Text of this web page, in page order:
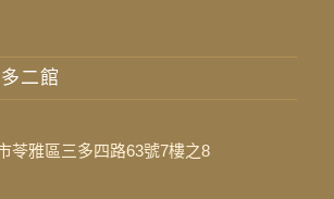
二館
苓雅區三多四路63號7樓之8